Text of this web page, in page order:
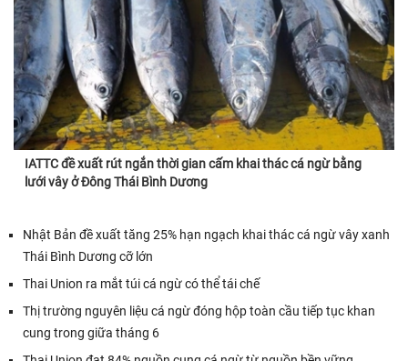
IATTC đề xuất rút ngắn thời gian cấm khai thác cá ngừ bằng
lưới vây ở Đông Thái Bình Dương
Nhật Bản đề xuất tăng 25% hạn ngạch khai thác cá ngừ vây xanh
Thái Bình Dương cỡ lớn
Thai Union ra mắt túi cá ngừ có thể tái chế
Thị trường nguyên liệu cá ngừ đóng hộp toàn cầu tiếp tục khan
cung trong giữa tháng 6